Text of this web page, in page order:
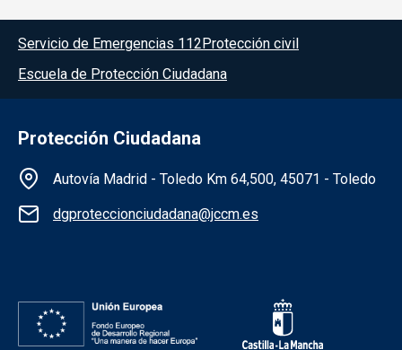
Menú del pie
Servicio de Emergencias 112 Protección civil
Escuela de Protección Ciudadana
Protección Ciudadana
Información de la institución
Autovía Madrid - Toledo Km 64,500, 45071 - Toledo
dgproteccionciudadana@jccm.es